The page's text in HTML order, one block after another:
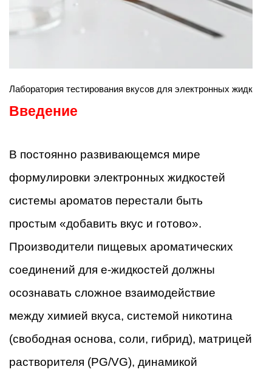
Лаборатория тестирования вкусов для электронных
Введение
В постоянно развивающемся мире
формулировки электронных жидкостей
системы ароматов перестали быть
простым «добавить вкус и готово».
Производители пищевых ароматических
соединений для e-жидкостей должны
осознавать сложное взаимодействие
между химией вкуса, системой никотина
(свободная основа, соли, гибрид), матрицей
растворителя (PG/VG), динамикой